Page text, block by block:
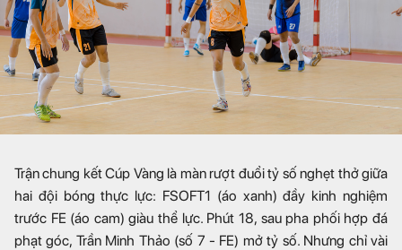
Trận chung kết Cúp Vàng là màn rượt đuổi tỷ số nghẹt thở giữa
hai đội bóng thực lực: FSOFT1 (áo xanh) đầy kinh nghiệm
trước FE (áo cam) giàu thể lực. Phút 18, sau pha phối hợp đá
phạt góc, Trần Minh Thảo (số 7 - FE) mở tỷ số. Nhưng chỉ vài